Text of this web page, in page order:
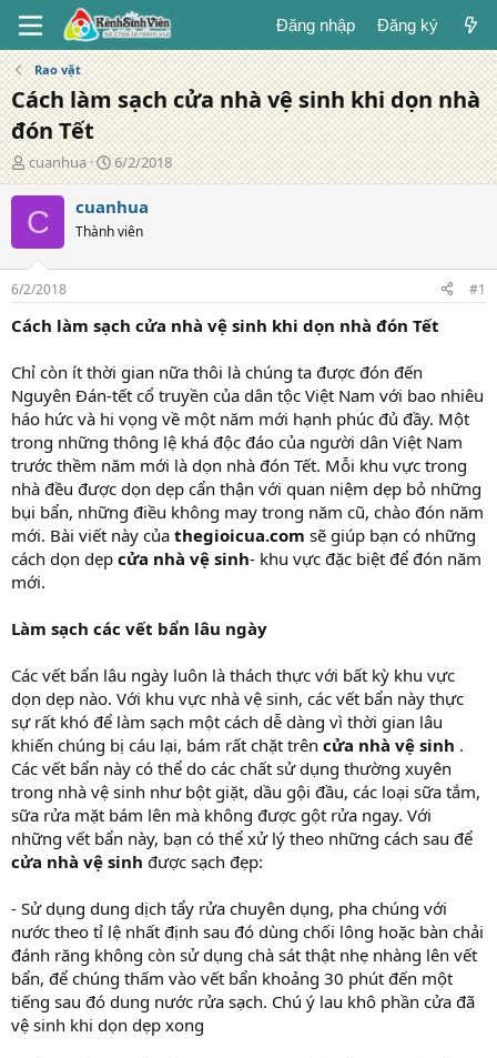
Đăng nhập Đăng ký
Rao vặt
Cách làm sạch cửa nhà vệ sinh khi dọn nhà
đón Tết
T
á
c
g
ả
cuanhua
N
g
à
đ
g
6/2/2018
C cuanhua
Thành viên
6/2/2018 #1
Cách làm sạch cửa nhà vệ sinh khi dọn nhà đón Tết
Chỉ còn ít thời gian nữa thôi là chúng ta được đón đến
Nguyên Đán-tết cổ truyền của dân tộc Việt Nam với bao nhiêu
háo hức và hi vọng về một năm mới hạnh phúc đủ đầy. Một
trong những thông lệ khá độc đáo của người dân Việt Nam
trước thềm năm mới là dọn nhà đón Tết. Mỗi khu vực trong
nhà đều được dọn dẹp cẩn thận với quan niệm dẹp bỏ những
bụi bẩn, những điều không may trong năm cũ, chào đón năm
mới. Bài viết này của thegioicua.com sẽ giúp bạn có những
cách dọn dẹp cửa nhà vệ sinh- khu vực đặc biệt để đón năm
mới.
Làm sạch các vết bẩn lâu ngày
Các vết bẩn lâu ngày luôn là thách thực với bất kỳ khu vực
dọn dẹp nào. Với khu vực nhà vệ sinh, các vết bẩn này thực
sự rất khó để làm sạch một cách dễ dàng vì thời gian lâu
khiến chúng bị cáu lại, bám rất chặt trên cửa nhà vệ sinh .
Các vết bẩn này có thể do các chất sử dụng thường xuyên
trong nhà vệ sinh như bột giặt, dầu gội đầu, các loại sữa tắm,
sữa rửa mặt bám lên mà không được gột rửa ngay. Với
những vết bẩn này, bạn có thể xử lý theo những cách sau để
cửa nhà vệ sinh được sạch đẹp:
- Sử dụng dung dịch tẩy rửa chuyên dụng, pha chúng với
nước theo tỉ lệ nhất định sau đó dùng chối lông hoặc bàn chải
đánh răng không còn sử dụng chà sát thật nhẹ nhàng lên vết
bẩn, để chúng thấm vào vết bẩn khoảng 30 phút đến một
tiếng sau đó dung nước rửa sạch. Chú ý lau khô phần cửa đã
vệ sinh khi dọn dẹp xong